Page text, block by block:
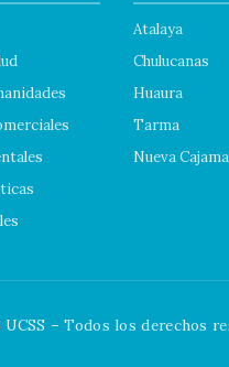
Atalaya
Chulucanas
Huaura
Tarma
Nueva
– Todos los derechos